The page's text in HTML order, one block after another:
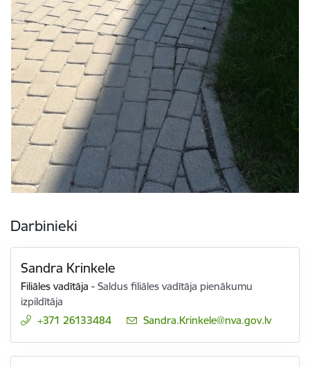
Darbinieki
Sandra Krinkele
Filiāles vadītāja -Saldus filiāles vadītāja pienākumu
izpildītāja
+371 26133484
E-pasts:
Sandra.Krinkele@nva.gov.lv